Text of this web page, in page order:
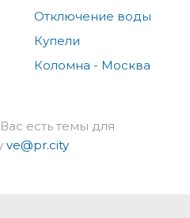
Отключение воды
Купели
Коломна - Москва
есть темы для
ve@pr.city